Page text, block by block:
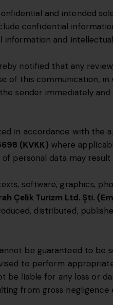
and intended
confidential
and
notified that any
of this communication,
sender immediately
in accordance with the
(KVKK) where
personal data may
software, graphics,
Çelik Turizm Ltd. Şti.
distributed,
be guaranteed to be
to perform
be liable for any loss or
from gross negligence